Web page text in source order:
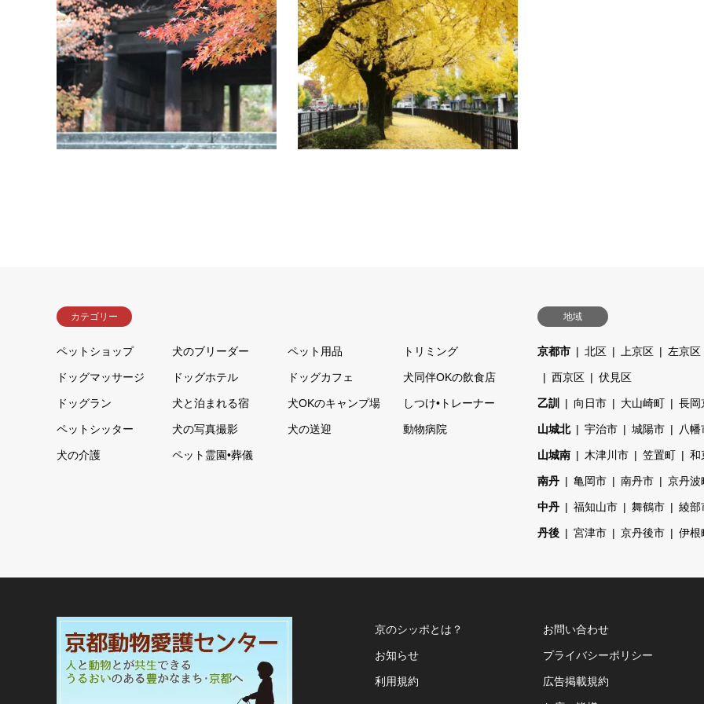
【愛犬とおでかけ】リードでOK！南禅寺と
水路閣で紅葉狩りを楽しむ【南禅寺】例年の
紅葉見頃：11月中旬～12月上旬南禅寺の境
内はリード着用でワンコと一緒に…
続きを読む
カテゴリー
ペットショップ 犬のブリーダー ペット用品 トリミング
ドッグマッサージ ドッグホテル ドッグカフェ 犬同伴OKの飲食店
ドッグラン 犬と泊まれる宿 犬OKのキャンプ場 しつけ•トレーナー
ペットシッター 犬の写真撮影 犬の送迎 動物病院
犬の介護 ペット霊園•葬儀
地域
京都市 北区 上京区 左京区
西京区 伏見区
乙訓 向日市 大山崎町 長岡
山城北 宇治市 城陽市 八幡
山城南 木津川市 笠置町 和
南丹 亀岡市 南丹市 京丹波
中丹 福知山市 舞鶴市 綾部
丹後 宮津市 京丹後市 伊根
京のシッポとは？
お知らせ
利用規約
お問い合わせ
プライバシーポリシー
広告掲載規約